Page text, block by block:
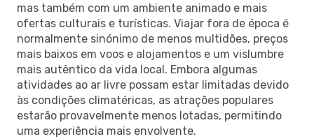
mas também com um ambiente animado e mais
ofertas culturais e turísticas. Viajar fora de época é
normalmente sinónimo de menos multidões, preços
mais baixos em voos e alojamentos e um vislumbre
mais autêntico da vida local. Embora algumas
atividades ao ar livre possam estar limitadas devido
às condições climatéricas, as atrações populares
estarão provavelmente menos lotadas, permitindo
uma experiência mais envolvente.